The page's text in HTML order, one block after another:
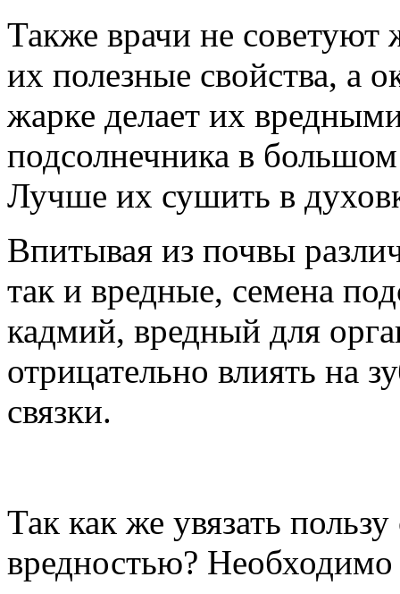
Также врачи не советуют
их полезные свойства, а
жарке делает их
подсолнечника в
Лучше их сушить в
Впитывая из почвы
так и вредные, семена
кадмий, вредный для
отрицательно влиять на
связки.
Так как же увязать
вредностью? Необходимо